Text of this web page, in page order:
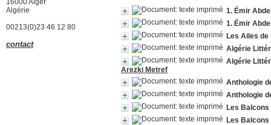
1. Émir
1. Émir
Les Ailes de
Algérie
Algérie
Arezki Metref
Anthologie
Anthologie
Les
Les
16000 Alger
Algérie
00213(0)23 46 12 80
contact